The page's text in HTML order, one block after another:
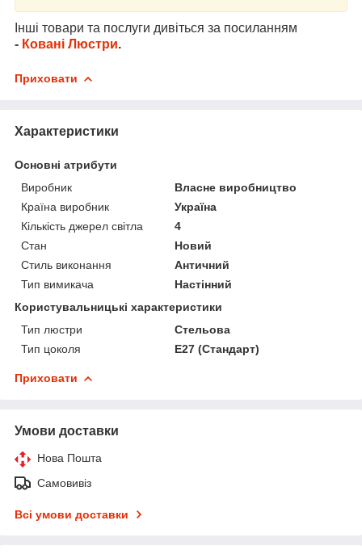
Інші товари та послуги дивіться за посиланням
- Ковані Люстри.
Приховати
Характеристики
Основні атрибути
Виробник
Власне виробництво
Країна виробник
Україна
Кількість джерел світла
4
Стан
Новий
Стиль виконання
Античний
Тип вимикача
Настінний
Користувальницькі характеристики
Тип люстри
Стельова
Тип цоколя
E27 (Стандарт)
Приховати
Умови доставки
Нова Пошта
Самовивіз
Всі умови доставки